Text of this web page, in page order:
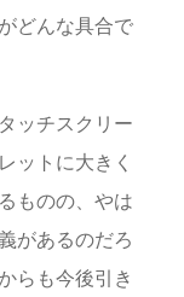
どんな具合で
ッチスクリー
ットに大きく
ものの、やは
があるのだろ
らも今後引き